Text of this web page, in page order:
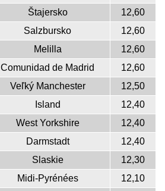
Štajersko
12,60
Salzbursko
12,60
Melilla
12,60
Comunidad de Madrid
12,60
Veľký Manchester
12,50
Island
12,40
West Yorkshire
12,40
Darmstadt
12,40
Slaskie
12,30
Midi-Pyrénées
12,10